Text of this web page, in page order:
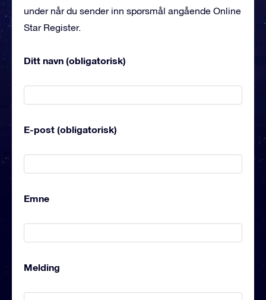
under når du sender inn spørsmål angående Online
Star Register.
Ditt navn (obligatorisk)
E-post (obligatorisk)
Emne
Melding